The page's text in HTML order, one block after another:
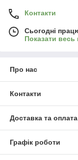
Контакти
Сьогодні
Показати весь
Про нас
Контакти
Доставка та оплата
Графік роботи